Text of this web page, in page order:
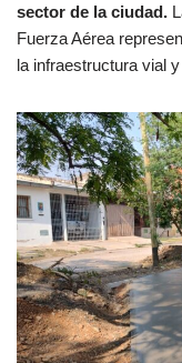
sector de la ciudad.
Fuerza Aérea
la infraestructura vial